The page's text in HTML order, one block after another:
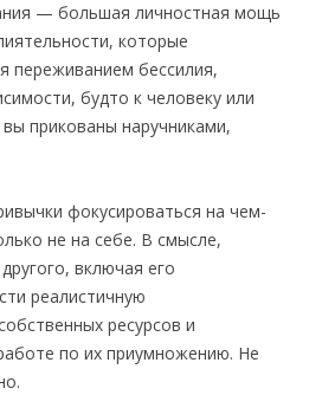
— большая личностная мощь
которые
переживанием бессилия,
будто к человеку или
прикованы наручниками,
фокусироваться на чем-
не на себе. В смысле,
включая его
реалистичную
ресурсов и
по их приумножению. Не